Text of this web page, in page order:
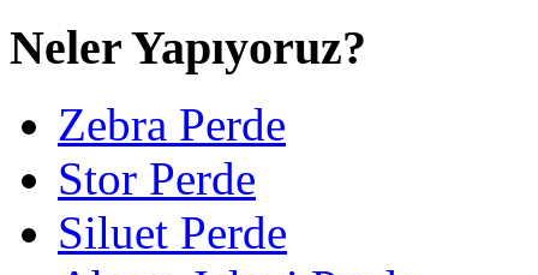
Neler Yapıyoruz?
Zebra Perde
Stor Perde
Siluet Perde